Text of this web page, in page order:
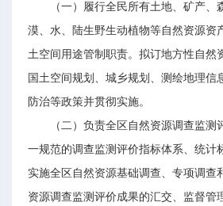
（一）履行全民所有土地、矿产
漠、水、陆生野生动植物等自然资源资
土空间用途管制职责。拟订地方性自然
国土空间规划、城乡规划、测绘地理信
防治等政策并贯彻实施。
（二）负责全区自然资源调查监
一规范的调查监测评价指标体系、统计
实施全区自然资源基础调查、专项调查
资源调查监测评价成果的汇交、监督管